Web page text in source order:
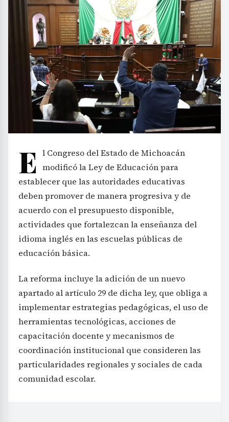
E l Congreso del Estado de Michoacán
modificó la Ley de Educación para
establecer que las autoridades educativas
deben promover de manera progresiva y de
acuerdo con el presupuesto disponible,
actividades que fortalezcan la enseñanza del
idioma inglés en las escuelas públicas de
educación básica.
La reforma incluye la adición de un nuevo
apartado al artículo 29 de dicha ley, que obliga a
implementar estrategias pedagógicas, el uso de
herramientas tecnológicas, acciones de
capacitación docente y mecanismos de
coordinación institucional que consideren las
particularidades regionales y sociales de cada
comunidad escolar.